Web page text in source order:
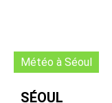
Météo à Séoul
SÉOUL